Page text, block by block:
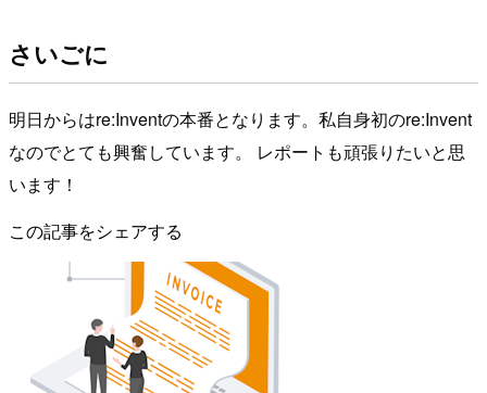
さいごに
明日からはre:Inventの本番となります。私自身初のre:Invent
なのでとても興奮しています。 レポートも頑張りたいと思
います！
この記事をシェアする